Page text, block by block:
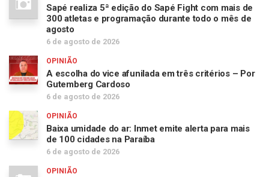
Sapé realiza 5ª edição do Sapé Fight com mais de
300 atletas e programação durante todo o mês de
agosto
6 de agosto de 2026
OPINIÃO
A escolha do vice afunilada em três critérios – Por
Gutemberg Cardoso
6 de agosto de 2026
OPINIÃO
Baixa umidade do ar: Inmet emite alerta para mais
de 100 cidades na Paraíba
6 de agosto de 2026
OPINIÃO